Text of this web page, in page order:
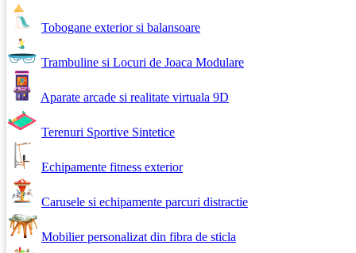
Tobogane exterior si balansoare
Trambuline si Locuri de Joaca Modulare
Aparate arcade si realitate virtuala 9D
Terenuri Sportive Sintetice
Echipamente fitness exterior
Carusele si echipamente parcuri distractie
Mobilier personalizat din fibra de sticla